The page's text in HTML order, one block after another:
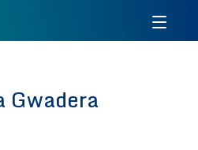
Gwadera